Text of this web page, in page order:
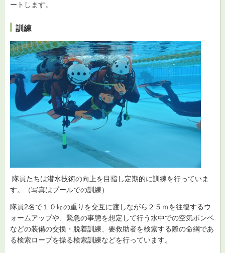
ートします。
訓練
隊員たちは潜水技術の向上を目指し定期的に訓練を行っていま
す。（写真はプールでの訓練）
隊員2名で１０㎏の重りを交互に渡しながら２５ｍを往復するウ
ォームアップや、緊急の事態を想定して行う水中での空気ボンベ
などの装備の交換・脱着訓練、要救助者を検索する際の命綱であ
る検索ロープを操る検索訓練などを行っています。